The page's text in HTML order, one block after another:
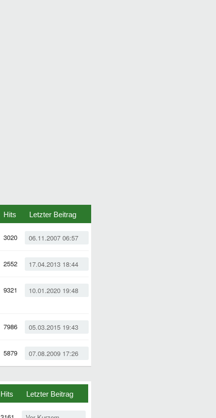
Hits Letzter Beitrag
06.11.2007 06:57
3020
17.04.2013 18:44
2552
10.01.2020 19:48
9321
05.03.2015 19:43
7986
07.08.2009 17:26
5879
Hits Letzter Beitrag